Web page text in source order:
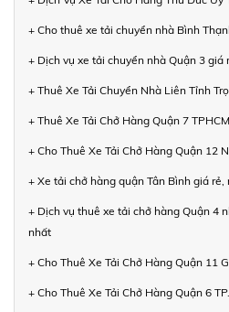
+ Cho thuê xe tải chuyển nhà Bình
+ Dịch vụ xe tải chuyển nhà Quận 3 giá
+ Thuê Xe Tải Chuyển Nhà Liên Tỉnh
+ Thuê Xe Tải Chở Hàng Quận 7
+ Cho Thuê Xe Tải Chở Hàng Quận 12
+ Xe tải chở hàng quận Tân Bình giá
+ Dịch vụ thuê xe tải chở hàng Quận 4
nhất
+ Cho Thuê Xe Tải Chở Hàng Quận 11
+ Cho Thuê Xe Tải Chở Hàng Quận 6